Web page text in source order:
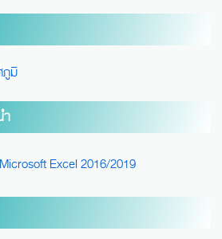
ภูมิ
ำ
Excel 2016/2019